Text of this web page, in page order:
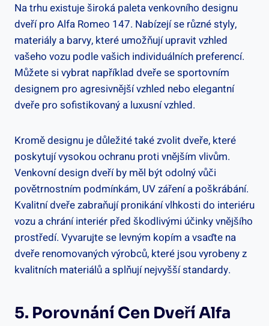
Na trhu existuje široká paleta venkovního designu
dveří pro Alfa Romeo 147. Nabízejí se různé styly,
materiály a barvy, které umožňují upravit vzhled
vašeho vozu podle vašich individuálních preferencí.
Můžete si vybrat například dveře se sportovním
designem pro agresivnější vzhled nebo elegantní
dveře pro sofistikovaný a luxusní vzhled.
Kromě designu je důležité také zvolit dveře, které
poskytují vysokou ochranu proti vnějším vlivům.
Venkovní design dveří by měl být odolný vůči
povětrnostním podmínkám, UV záření a poškrábání.
Kvalitní dveře zabraňují pronikání vlhkosti do interiéru
vozu a chrání interiér před škodlivými účinky vnějšího
prostředí. Vyvarujte se levným kopím a vsaďte na
dveře renomovaných výrobců, které jsou vyrobeny z
kvalitních materiálů a splňují nejvyšší standardy.
5. Porovnání Cen Dveří Alfa